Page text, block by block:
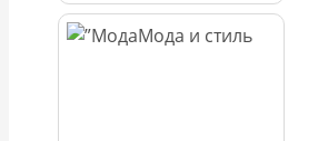
Мода и стиль